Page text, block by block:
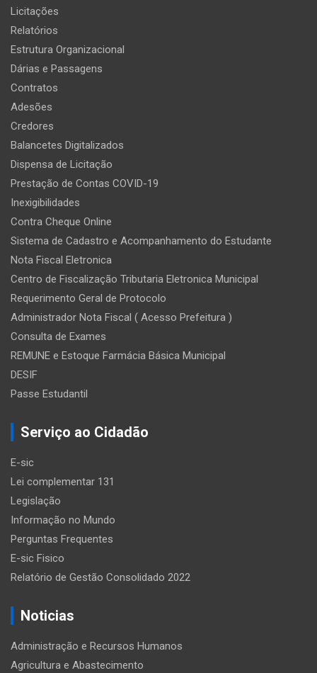
Licitações
Relatórios
Estrutura Organizacional
Dárias e Passagens
Contratos
Adesões
Credores
Balancetes Digitalizados
Dispensa de Licitação
Prestação de Contas COVID-19
Inexigibilidades
Contra Cheque Online
Sistema de Cadastro e Acompanhamento do Estudante
Nota Fiscal Eletronica
Centro de Fiscalização Tributaria Eletronica Municipal
Requerimento Geral de Protocolo
Administrador Nota Fiscal ( Acesso Prefeitura )
Consulta de Exames
REMUNE e Estoque Farmácia Básica Municipal
DESIF
Passe Estudantil
Serviço ao Cidadão
E-sic
Lei complementar 131
Legislação
Informação no Mundo
Perguntas Frequentes
E-sic Fisico
Relatório de Gestão Consolidado 2022
Noticias
Administração e Recursos Humanos
Agricultura e Abastecimento